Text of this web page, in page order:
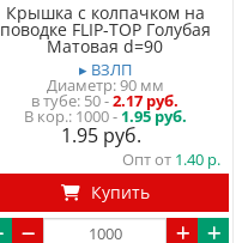
Крышка с колпачком на
поводке FLIP-TOP Голубая
Матовая d=90
▸ ВЗЛП
Диаметр: 90 мм
в тубе 50-2.17 руб.
1000 - 1.95 руб.
1.95
Опт от 1.40
Купить